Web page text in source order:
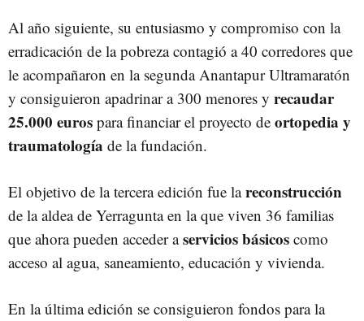
Al año siguiente, su entusiasmo y compromiso con la
erradicación de la pobreza contagió a 40 corredores que
le acompañaron en la segunda Anantapur Ultramaratón
y consiguieron apadrinar a 300 menores y recaudar
25.000 euros para financiar el proyecto de ortopedia y
traumatología de la fundación.
El objetivo de la tercera edición fue lareconstrucción
de la aldea de Yerragunta en la que viven 36 familias
que ahora pueden acceder aservicios básicos como
acceso al agua, saneamiento, educación y vivienda.
En la última edición se consiguieron fondos para la